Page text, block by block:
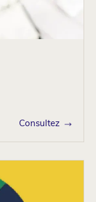
Consultez